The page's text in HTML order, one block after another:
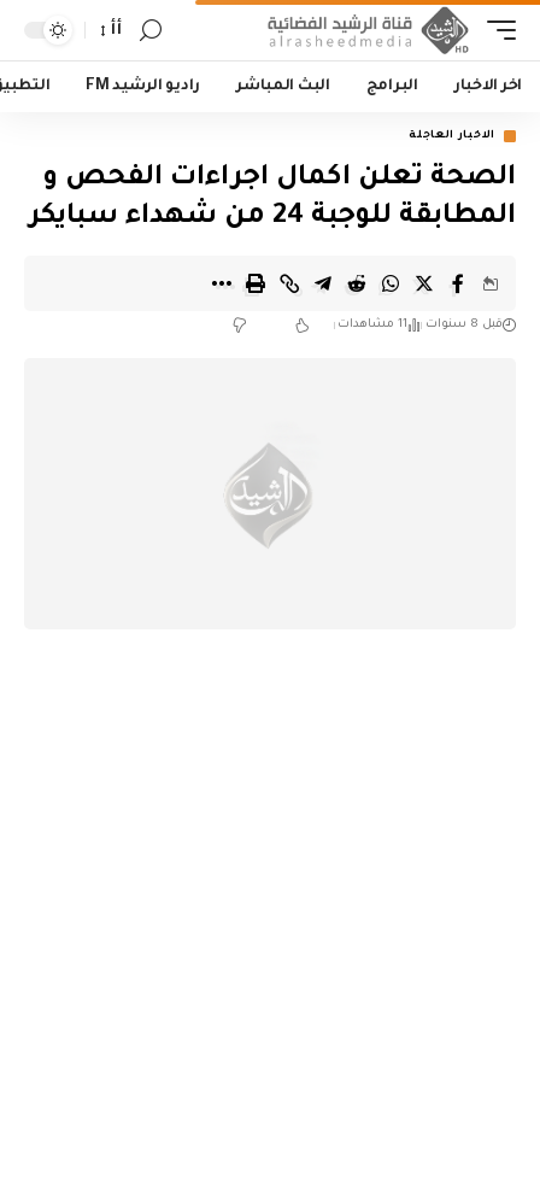
أأ
اخر الاخبار البرامج البث المباشر راديو الرشيد FM
الاخبار العاجلة
الصحة تعلن اكمال اجراءات الفحص و
المطابقة للوجبة 24 من شهداء سبايكر
قبل 8 سنوات 11 مشاهدات